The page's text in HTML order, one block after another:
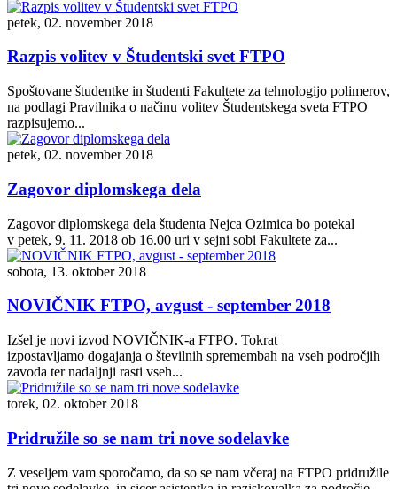
petek, 02. november 2018
Razpis volitev v Študentski svet FTPO
Spoštovane študentke in študenti Fakultete za tehnologijo polimerov,
na podlagi Pravilnika o načinu volitev Študentskega sveta FTPO
razpisujemo...
petek, 02. november 2018
Zagovor diplomskega dela
Zagovor diplomskega dela študenta Nejca Ozimica bo potekal
v petek, 9. 11. 2018 ob 16.00 uri v sejni sobi Fakultete za...
sobota, 13. oktober 2018
NOVIČNIK FTPO, avgust - september 2018
Izšel je novi izvod NOVIČNIK-a FTPO. Tokrat
izpostavljamo dogajanja o številnih spremembah na vseh področjih
zavoda ter nadaljnji rasti vseh...
torek, 02. oktober 2018
Pridružile so se nam tri nove sodelavke
Z veseljem vam sporočamo, da so se nam včeraj na FTPO pridružile